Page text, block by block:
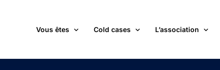
Vous êtes Cold cases L’association